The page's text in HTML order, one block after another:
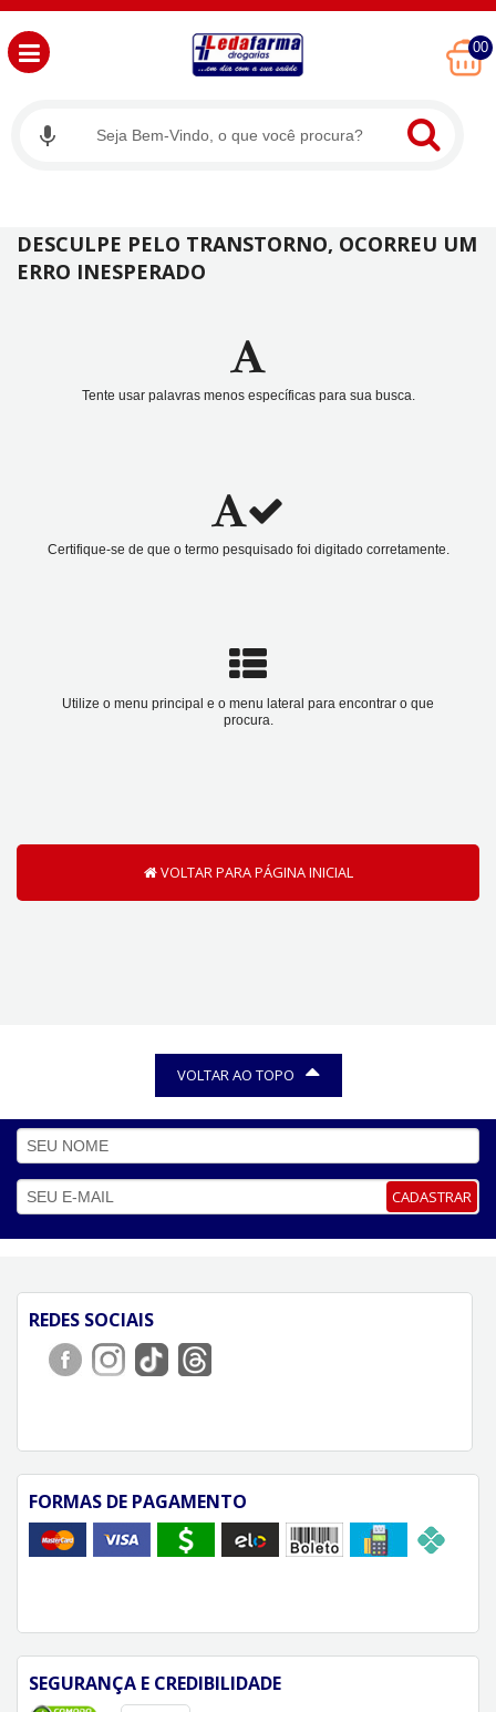
00
DESCULPE PELO TRANSTORNO, OCORREU UM
ERRO INESPERADO
Tente usar palavras menos específicas para sua busca.
Certifique-se de que o termo pesquisado foi digitado corretamente.
Utilize o menu principal e o menu lateral para encontrar o que
procura.
VOLTAR PARA PÁGINA INICIAL
VOLTAR AO TOPO
CADASTRAR
REDES SOCIAIS
FORMAS DE PAGAMENTO
SEGURANÇA E CREDIBILIDADE